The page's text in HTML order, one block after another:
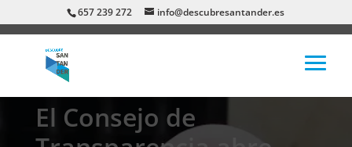
657 239 272 info@descubresantander.es
El Consejo de